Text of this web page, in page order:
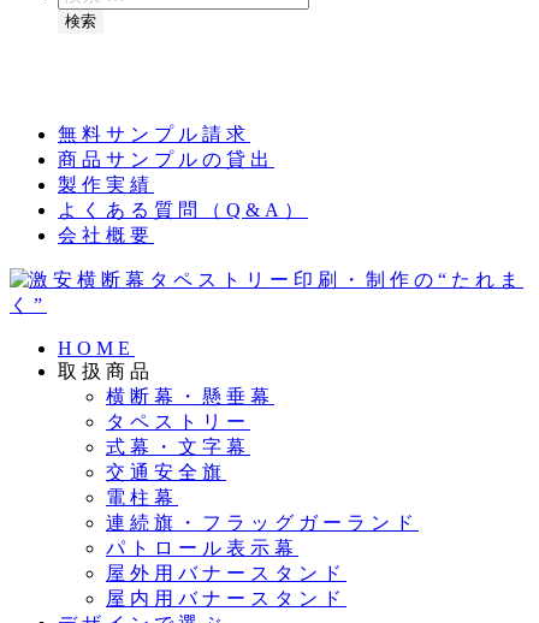
索
検索
無料サンプル請求
商品サンプルの貸出
製作実績
よくある質問（Q&A）
会社概要
HOME
取扱商品
横断幕・懸垂幕
タペストリー
式幕・文字幕
交通安全旗
電柱幕
連続旗・フラッグガーランド
パトロール表示幕
屋外用バナースタンド
屋内用バナースタンド